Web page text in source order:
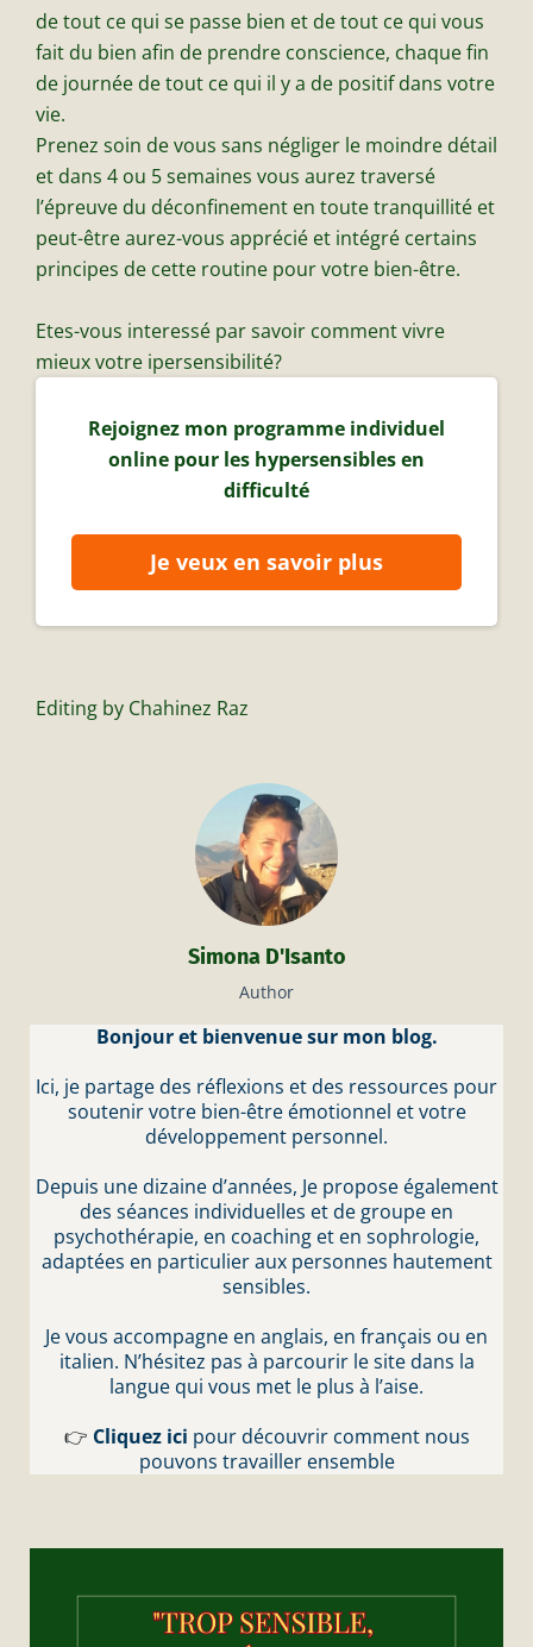
de tout ce qui se passe bien et de tout ce qui vous
fait du bien afin de prendre conscience, chaque fin
de journée de tout ce qui il y a de positif dans votre
vie.
Prenez soin de vous sans négliger le moindre détail
et dans 4 ou 5 semaines vous aurez traversé
l’épreuve du déconfinement en toute tranquillité et
peut-être aurez-vous apprécié et intégré certains
principes de cette routine pour votre bien-être.
Etes-vous interessé par savoir comment vivre
mieux votre ipersensibilité?
Rejoignez mon programme individuel
online pour les hypersensibles en
difficulté
Je veux en savoir plus
Editing by Chahinez Raz
Simona D'Isanto
Author
Bonjour et bienvenue sur mon blog.
Ici, je partage des réflexions et des ressources pour
soutenir votre bien-être émotionnel et votre
développement personnel.
Depuis une dizaine d’années, Je propose également
des séances individuelles et de groupe en
psychothérapie, en coaching et en sophrologie,
adaptées en particulier aux personnes hautement
sensibles.
Je vous accompagne en anglais, en français ou en
italien. N’hésitez pas à parcourir le site dans la
langue qui vous met le plus à l’aise.
👉 Cliquez ici pour découvrir comment nous
pouvons travailler ensemble